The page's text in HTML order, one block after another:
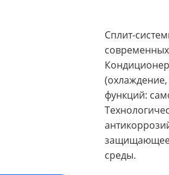
Сплит-
функций:
защищающее
среды.